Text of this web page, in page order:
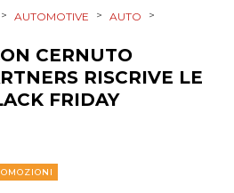
> AUTOMOTIVE > AUTO >
CERNUTO
RISCRIVE LE
FRIDAY